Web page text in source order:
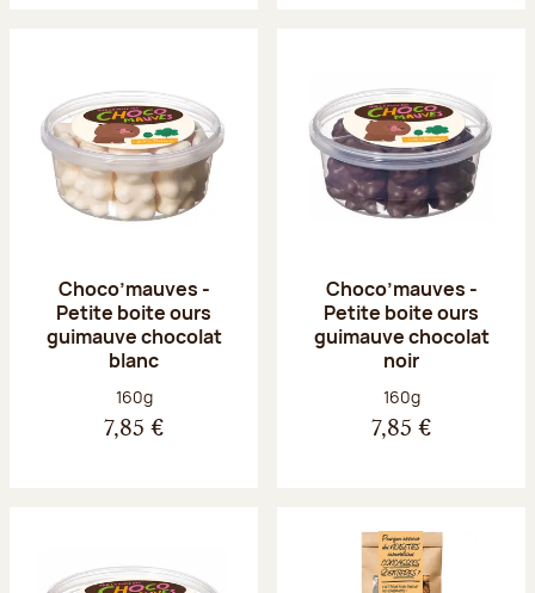
Choco’mauves -
Petite boite ours
guimauve chocolat
blanc
Poids net :
160g
7,85 €
Choco’mauves -
Petite boite ours
guimauve chocolat
noir
Poids net :
160g
7,85 €